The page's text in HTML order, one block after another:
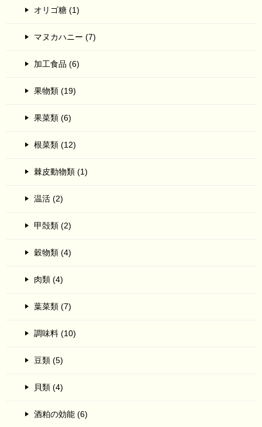
オリゴ糖 (1)
マヌカハニー (7)
加工食品 (6)
果物類 (19)
果菜類 (6)
根菜類 (12)
棘皮動物類 (1)
温活 (2)
甲殻類 (2)
穀物類 (4)
肉類 (4)
葉菜類 (7)
調味料 (10)
豆類 (5)
貝類 (4)
酒粕の効能 (6)